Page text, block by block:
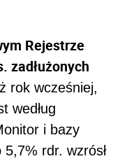
Rejestrze
zadłużonych
rok wcześniej,
według
i bazy
rdr. wzrósł